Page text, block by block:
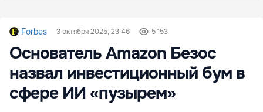
Forbes 3 октября 2025, 23:46 5 153
Основатель Amazon Безос
назвал инвестиционный бум в
сфере ИИ «пузырем»